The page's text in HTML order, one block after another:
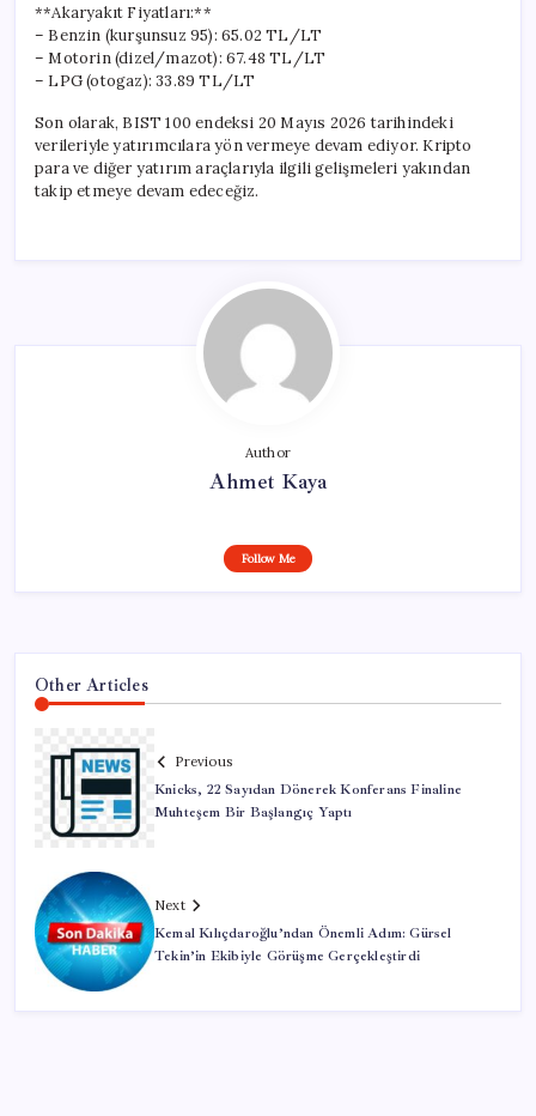
**Akaryakıt Fiyatları:**
– Benzin (kurşunsuz 95): 65.02 TL/LT
– Motorin (dizel/mazot): 67.48 TL/LT
– LPG (otogaz): 33.89 TL/LT
Son olarak, BIST 100 endeksi 20 Mayıs 2026 tarihindeki
verileriyle yatırımcılara yön vermeye devam ediyor. Kripto
para ve diğer yatırım araçlarıyla ilgili gelişmeleri yakından
takip etmeye devam edeceğiz.
Author
Ahmet Kaya
Follow Me
Other Articles
Previous
Knicks, 22 Sayıdan Dönerek Konferans Finaline
Muhteşem Bir Başlangıç Yaptı
Next
Kemal Kılıçdaroğlu’ndan Önemli Adım: Gürsel
Tekin’in Ekibiyle Görüşme Gerçekleştirdi